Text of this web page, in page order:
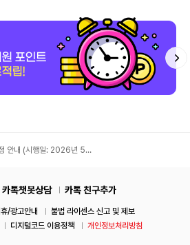
안내 (시행일: 2026년 5월
카톡챗봇상담 카톡 친구추가
/광고안내
불법 라이센스 신고 및 제보
디지털코드 이용정책 개인정보처리방침